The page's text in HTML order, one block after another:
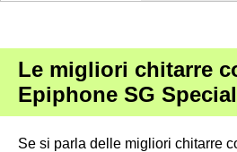
Le migliori chitarre
Epiphone SG Special
Se si parla delle migliori chitarre